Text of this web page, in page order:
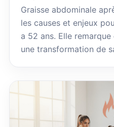
Graisse abdominale
les causes et enjeux
a 52 ans. Elle
une transformation de